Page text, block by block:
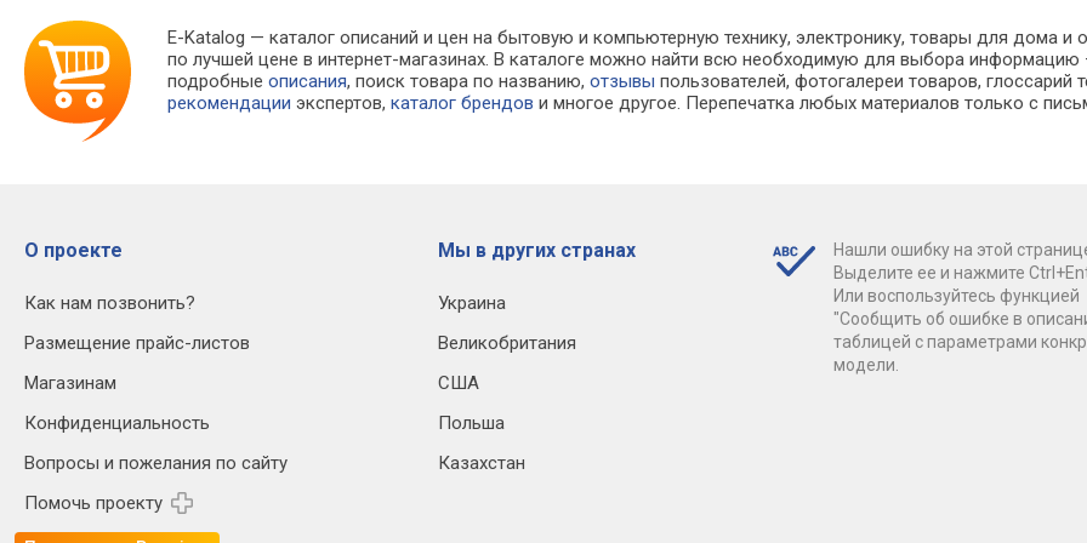
E-Katalog — каталог описаний и цен на бытовую и компьютерную технику, электронику, товары для дома и
по лучшей цене в интернет-магазинах. В каталоге можно найти всю необходимую для выбора
подробныеописания, поиск товара по названию,отзывы пользователей, фотогалереи товаров,
рекомендации экспертов,каталог брендов и многое другое. Перепечатка любых материалов только с
О проекте
Как нам позвонить?
Размещение прайс-листов
Магазинам
Конфиденциальность
Вопросы и пожелания по сайту
Помочь проекту
Мы в других странах
Украина
Великобритания
США
Польша
Казахстан
Нашли ошибку на этой
Выделите ее и нажмите
Или воспользуйтесь функцией
"Сообщить об ошибке в
таблицей с параметрами
модели.